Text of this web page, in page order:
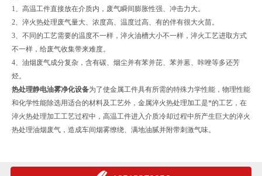
1、高温工件直接放在介质内，废气瞬间膨胀性强、冲击力大。
2、淬火热处理废气量大、浓度高、温度过高、有的伴有很大火苗。
3、不同的工艺需要的温度不一样，淬火油槽大小不一样，淬火工艺进取方式
不一样，给废气收集带来难度。
4、油烟废气成分复杂，含有碳、烟尘并有苯并芘、苯并蒽、咔唑等多还芳
烃。
热处理静电油雾净化设备为了使金属工件具有所需的特殊力学性能，物理性能
和化学性能除选用适合的材料及工艺外，金属淬火热处理加工是*的工艺，在
淬火热处理加工工艺过程中，高温工件进入介质冷却过程中所产生巨大的淬火
热处理油烟废气，造成车间烟雾缭绕、满地油腻并附带刺激气味。